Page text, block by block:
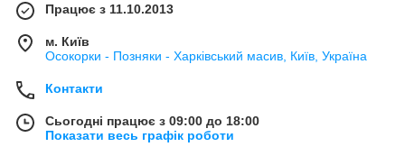
Працює з 11.10.2013
м. Київ
Осокорки - Позняки - Харківський масив, Київ, Україна
Контакти
Сьогодні працює з 09:00 до 18:00
Показати весь графік роботи